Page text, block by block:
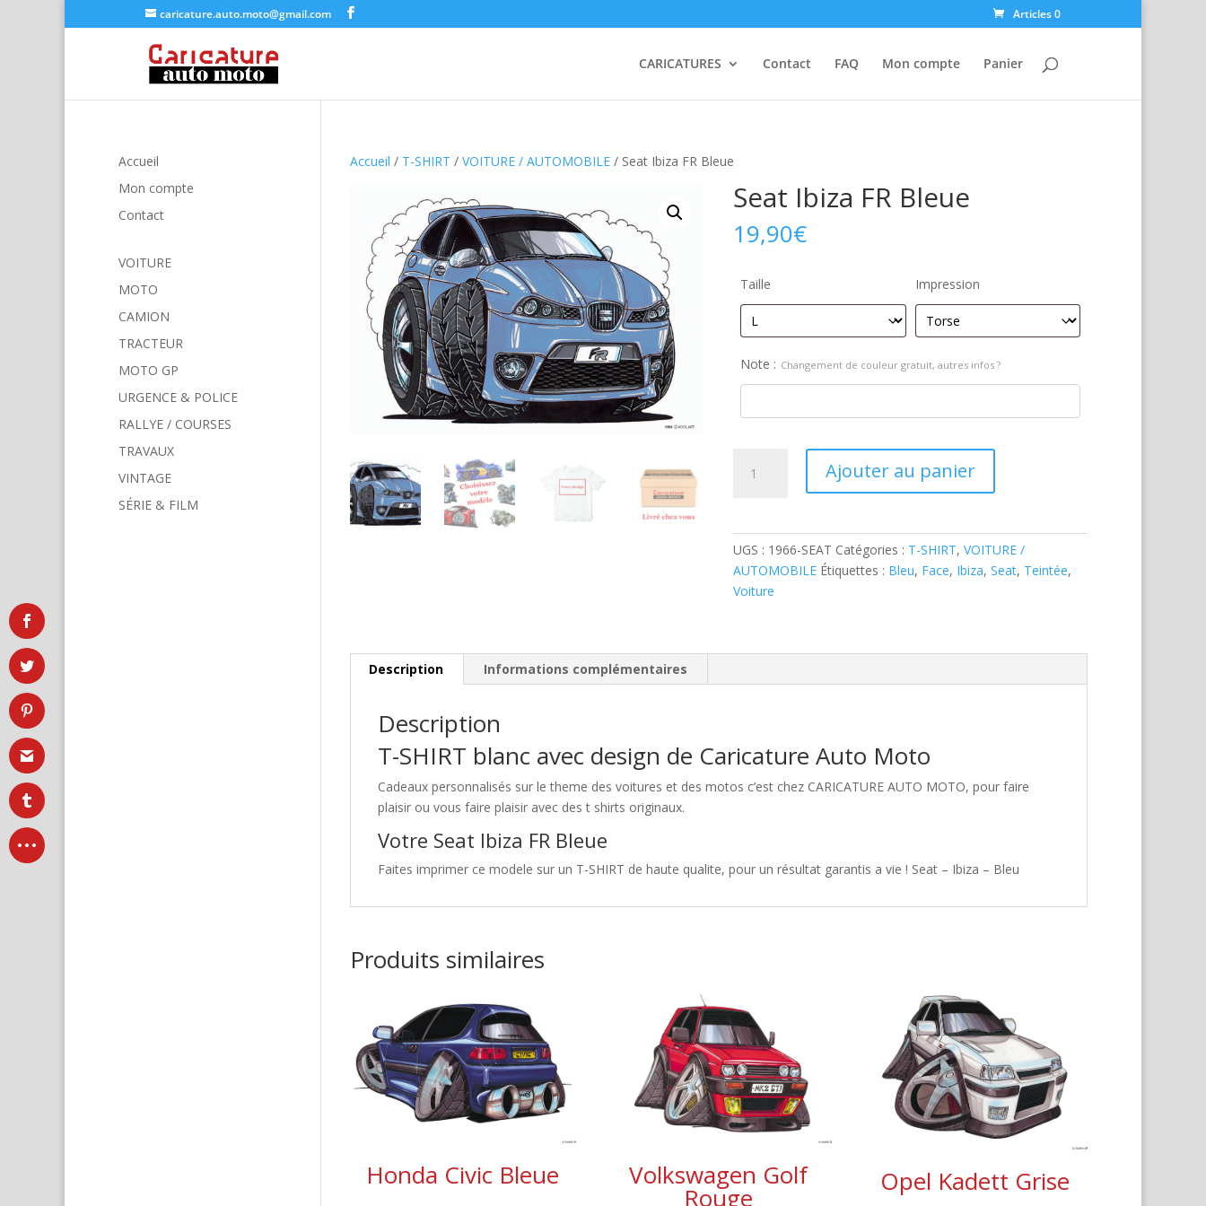
caricature.auto.moto@gmail.com Articles 0
CARICATURES Contact FAQ Mon compte Panier
Accueil / T-SHIRT / VOITURE / AUTOMOBILE/ Seat Ibiza FR Bleue
Seat Ibiza FR Bleue
19,90€
Taille Impression
Note : Changement de couleur gratuit, autres infos ?
Ajouter au panier
UGS : 1966-SEAT Catégories : T-SHIRT,VOITURE /
AUTOMOBILE Étiquettes : Bleu, Face, Ibiza,Seat, Teintée,
Voiture
Description Informations complémentaires
Description
T-SHIRT blanc avec design de Caricature Auto Moto
Cadeaux personnalisés sur le theme des voitures et des motos c’est chez CARICATURE AUTO MOTO, pour faire
plaisir ou vous faire plaisir avec des t shirts originaux.
Votre Seat Ibiza FR Bleue
Faites imprimer ce modele sur un T-SHIRT de haute qualite, pour un résultat garantis a vie ! Seat – Ibiza – Bleu
Produits similaires
Honda Civic Bleue Volkswagen Golf
Rouge
Opel Kadett Grise
Accueil
Mon compte
Contact
VOITURE
MOTO
CAMION
TRACTEUR
MOTO GP
URGENCE & POLICE
RALLYE / COURSES
TRAVAUX
VINTAGE
SÉRIE & FILM